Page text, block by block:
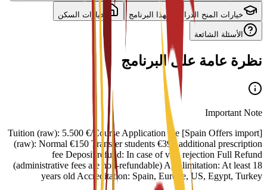
خيارات المنح الدراسية لهذا البرنامج خيارات السكن
الأسئلة الشائعة
نظرة عامة على البرنامج
Important Note
[Spain Offers import] Tuition (raw): 5.500 €/Course Application fee
(raw): Normal €150 Transfer students €390 additional prescription
fee Deposit refund: In case of visa rejection Full Refund
(administrative fees are non-refundable) Age limitation: At least 18
years old Accreditation: Spain, Europe, US, Egypt, Turkey